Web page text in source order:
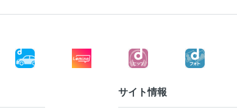
サイト情報